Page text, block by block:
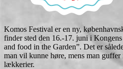
Komos Festival er en ny,
finder sted den 16.-17. juni i
and food in the Garden”. Det er
man vil kunne høre, mens man guffer
lækkerier.